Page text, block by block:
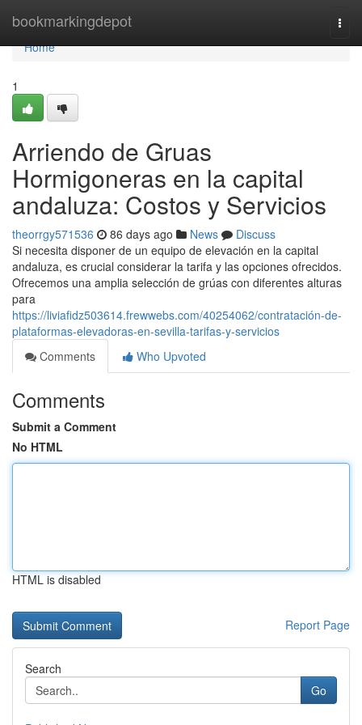
bookmarkingdepot
Home
Home
1
Arriendo de Gruas
Hormigoneras en la capital
andaluza: Costos y Servicios
theorrgy571536 86 days ago News
Discuss
Si necesita disponer de un equipo de elevación en la capital
andaluza, es crucial considerar la tarifa y las opciones ofrecidos.
Ofrecemos una amplia selección de grúas con diferentes alturas
para
https://liviafidz503614.frewwebs.com/40254062/contratación-de-
plataformas-elevadoras-en-sevilla-tarifas-y-servicios
Comments
Who Upvoted
Comments
Submit a Comment
No HTML
HTML is disabled
Report Page
Search
Go